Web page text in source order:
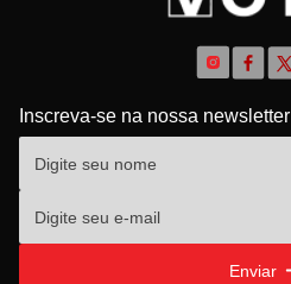
Inscreva-se na nossa newsletter
Enviar